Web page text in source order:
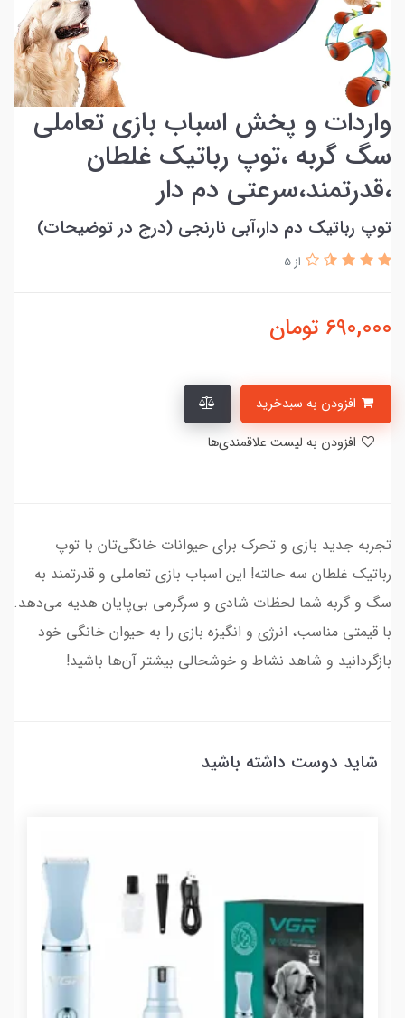
واردات و پخش اسباب بازی تعاملی
سگ گربه ،توپ رباتیک غلطان
،قدرتمند،سرعتی دم دار
توپ رباتیک دم دار،آبی نارنجی (درج در توضیحات)
از 5
690,000 تومان
تجربه جدید بازی و تحرک برای حیوانات خانگی‌تان با توپ
رباتیک غلطان سه حالته! این اسباب بازی تعاملی و قدرتمند به
سگ و گربه شما لحظات شادی و سرگرمی بی‌پایان هدیه می‌دهد.
با قیمتی مناسب، انرژی و انگیزه بازی را به حیوان خانگی خود
بازگردانید و شاهد نشاط و خوشحالی بیشتر آن‌ها باشید!
شاید دوست داشته باشید